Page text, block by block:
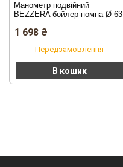
Манометр подвійний
BEZZERA бойлер-помпа Ø 63
1 698 ₴
Передзамовлення
В кошик